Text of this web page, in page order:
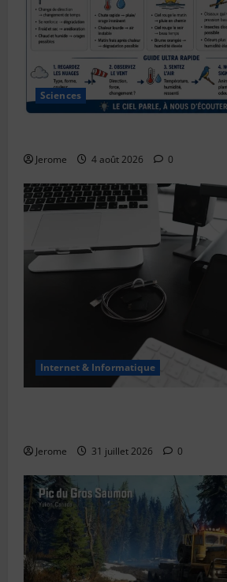
Sciences
Jerome 4 août 2026 0
Internet & Informatique
Jerome 31 juillet 2026 0